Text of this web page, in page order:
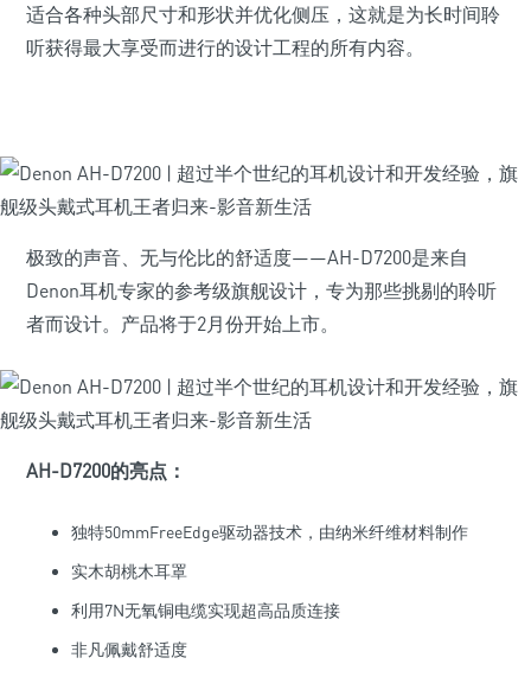
适合各种头部尺寸和形状并优化侧压，这就是为长时间聆
听获得最大享受而进行的设计工程的所有内容。
极致的声音、无与伦比的舒适度——AH-D7200是来自
Denon耳机专家的参考级旗舰设计，专为那些挑剔的聆听
者而设计。产品将于2月份开始上市。
AH-D7200的亮点：
独特50mmFreeEdge驱动器技术，由纳米纤维材料制作
实木胡桃木耳罩
利用7N无氧铜电缆实现超高品质连接
非凡佩戴舒适度